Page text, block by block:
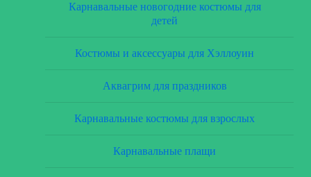
Карнавальные новогодние костюмы для
детей
Костюмы и аксессуары для Хэллоуин
Аквагрим для праздников
Карнавальные костюмы для взрослых
Карнавальные плащи